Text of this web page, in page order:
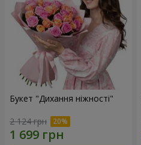
Букет "Дихання ніжності"
2 124 грн